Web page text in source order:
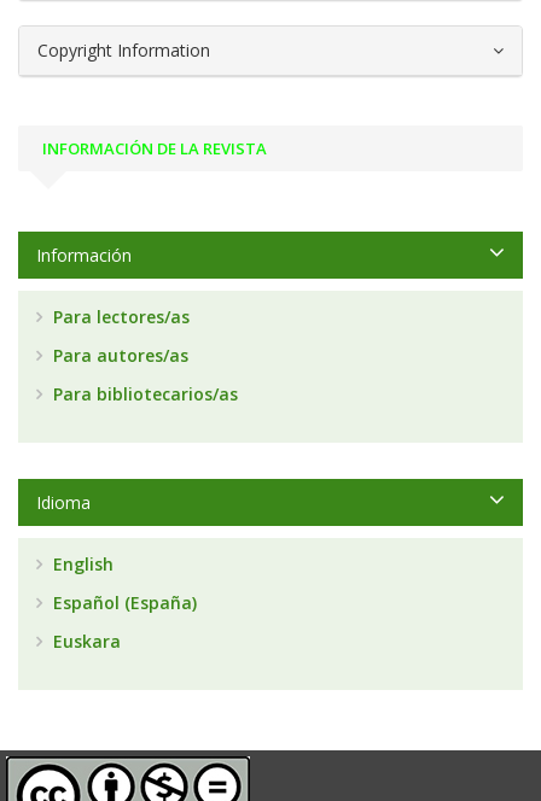
Copyright Information
INFORMACIÓN DE LA REVISTA
Información
Para lectores/as
Para autores/as
Para bibliotecarios/as
Idioma
English
Español (España)
Euskara